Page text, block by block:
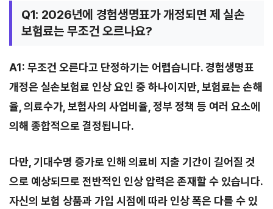
Q1: 2026년에 경험생명표가 개정되면 제 실손
보험료는 무조건 오르나요?
A1: 무조건 오른다고 단정하기는 어렵습니다. 경험생명표
개정은 실손보험료 인상 요인 중 하나이지만, 보험료는 손해
율, 의료수가, 보험사의 사업비율, 정부 정책 등 여러 요소에
의해 종합적으로 결정됩니다.
다만, 기대수명 증가로 인해 의료비 지출 기간이 길어질 것
으로 예상되므로 전반적인 인상 압력은 존재할 수 있습니다.
자신의 보험 상품과 가입 시점에 따라 인상 폭은 다를 수 있